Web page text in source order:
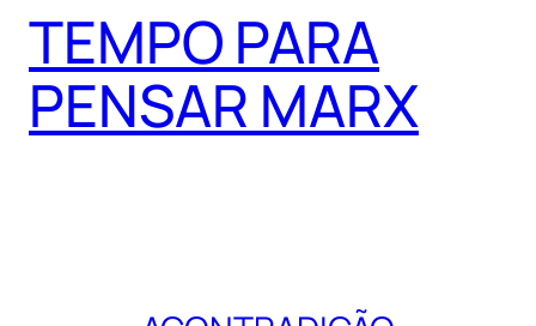
TEMPO PARA
PENSAR MARX